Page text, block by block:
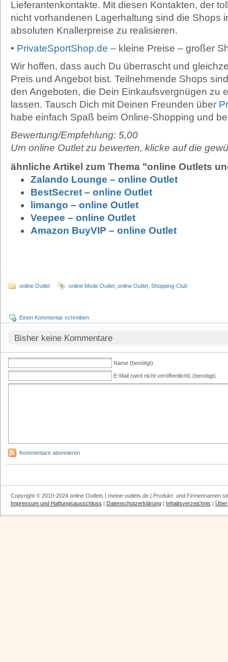
Lieferantenkontakte. Mit diesen Kontakten, der
nicht vorhandenen Lagerhaltung sind die Shops
absoluten Knallerpreise zu realisieren.
• PrivateSportShop.de – kleine Preise – großer
Wir hoffen, dass auch Du überrascht und
Preis und Angebot bist. Teilnehmende Shops
den Angeboten, die Dein Einkaufsvergnügen zu
lassen. Tausch Dich mit Deinen Freunden über
habe einfach Spaß beim Online-Shopping und
Bewertung/Empfehlung: 5,00
Um online Outlet zu bewerten, klicke auf die
ähnliche Artikel zum Thema "online Outlets
Zalando Lounge – online Outlet
BestSecret – online Outlet
limango – online Outlet
Veepee – online Outlet
Amazon BuyVIP – online Outlet
online Outlet online Mode Outlet online Outlet Shopping-Club
Einen Kommentar schreiben
Bisher keine Kommentare
Name (benötigt)
E-Mail (wird nicht veröffentlicht) (benötigt)
Kommentare abonnieren
Copyright © 2010-2024 online Outlets | meine-outlets.de | Produkt- und Firmennamen
Impressum und Haftungsausschluss | Datenschutzerklärung | Inhaltsverzeichnis |